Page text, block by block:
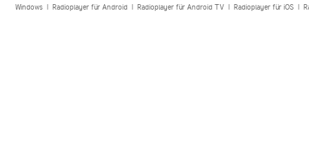
Windows| Radioplayer für Android| Radioplayer für Android TV| Radioplayer für iOS|